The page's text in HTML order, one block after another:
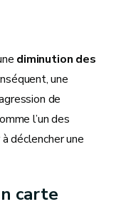
diminution des
une
de
l’un des
déclencher une
carte